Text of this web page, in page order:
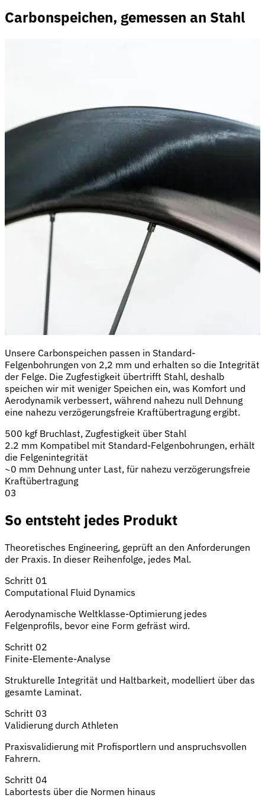
Carbonspeichen, gemessen an Stahl
Unsere Carbonspeichen passen in Standard-
Felgenbohrungen von 2,2 mm und erhalten so die Integrität
der Felge. Die Zugfestigkeit übertrifft Stahl, deshalb
speichen wir mit weniger Speichen ein, was Komfort und
Aerodynamik verbessert, während nahezu null Dehnung
eine nahezu verzögerungsfreie Kraftübertragung ergibt.
500 kgf Bruchlast, Zugfestigkeit über Stahl
2.2 mm Kompatibel mit Standard-Felgenbohrungen, erhält
die Felgenintegrität
~0 mm Dehnung unter Last, für nahezu verzögerungsfreie
Kraftübertragung
03
So entsteht jedes Produkt
Theoretisches Engineering, geprüft an den Anforderungen
der Praxis. In dieser Reihenfolge, jedes Mal.
Schritt 01
Computational Fluid Dynamics
Aerodynamische Weltklasse-Optimierung jedes
Felgenprofils, bevor eine Form gefräst wird.
Schritt 02
Finite-Elemente-Analyse
Strukturelle Integrität und Haltbarkeit, modelliert über das
gesamte Laminat.
Schritt 03
Validierung durch Athleten
Praxisvalidierung mit Profisportlern und anspruchsvollen
Fahrern.
Schritt 04
Labortests über die Normen hinaus